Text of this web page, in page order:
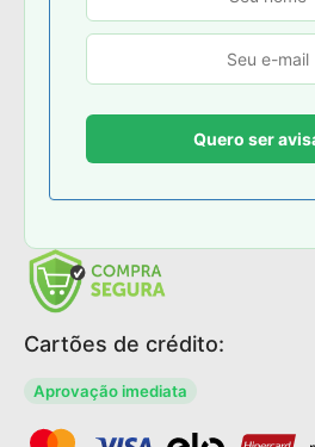
Cartões de crédito:
Aprovação imediata